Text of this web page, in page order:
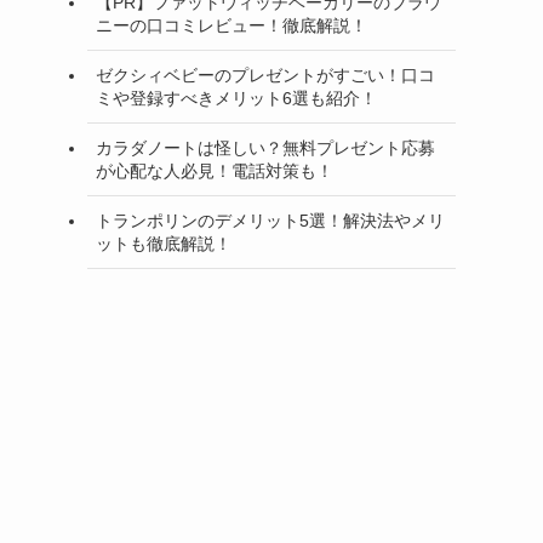
ニーの口コミレビュー！徹底解説！
ゼクシィベビーのプレゼントがすごい！口コ
ミや登録すべきメリット6選も紹介！
カラダノートは怪しい？無料プレゼント応募
が心配な人必見！電話対策も！
トランポリンのデメリット5選！解決法やメリ
ットも徹底解説！